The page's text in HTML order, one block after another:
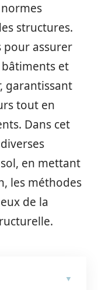
normes
structures.
pour assurer
et
garantissant
tout en
Dans cet
en mettant
les méthodes
de la